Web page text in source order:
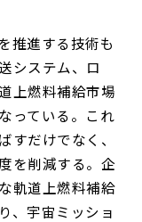
推進する技術も
システム、ロ
上燃料補給市場
っている。これ
すだけでなく、
を削減する。企
軌道上燃料補給
、宇宙ミッショ